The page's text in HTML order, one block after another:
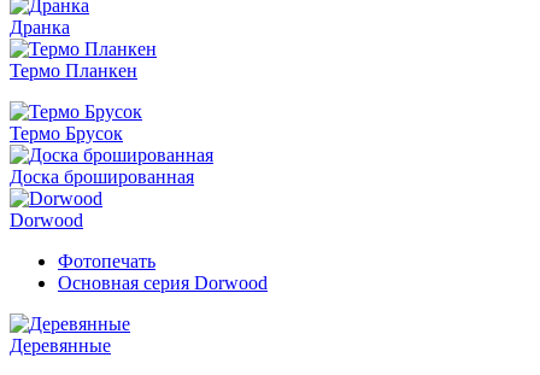
Дранка
Термо Планкен
Термо Брусок
Доска брошированная
Dorwood
Фотопечать
Основная серия Dorwood
Деревянные